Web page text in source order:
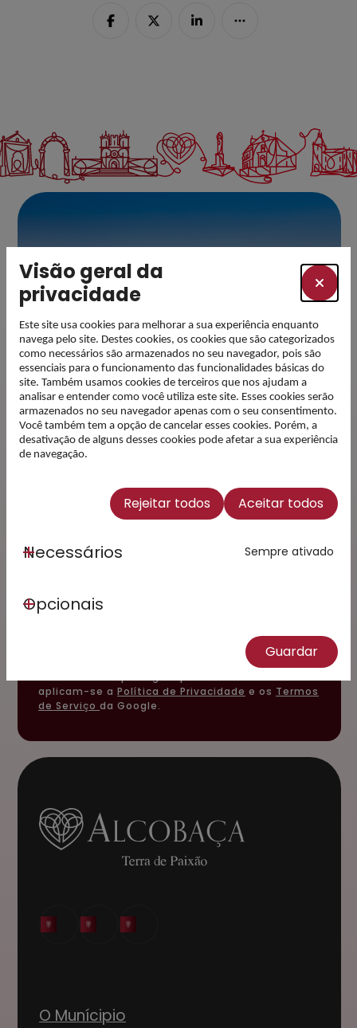
Subscreva a nossa
newsletter e esteja a
par das novidades
de Privacidade
Subscrever
Este site está protegido pelo reCAPTCHA e
aplicam-se a Política de Privacidade e os Termos
de Serviço da Google.
O Munícipio
Visão geral da
privacidade
Este site usa cookies para melhorar a sua experiência enquanto
navega pelo site. Destes cookies, os cookies que são categorizados
como necessários são armazenados no seu navegador, pois são
essenciais para o funcionamento das funcionalidades básicas do
site. Também usamos cookies de terceiros que nos ajudam a
analisar e entender como você utiliza este site. Esses cookies serão
armazenados no seu navegador apenas com o seu consentimento.
Você também tem a opção de cancelar esses cookies. Porém, a
desativação de alguns desses cookies pode afetar a sua experiência
de navegação.
Rejeitar todos Aceitar todos
Necessários Sempre ativado
Opcionais
Guardar